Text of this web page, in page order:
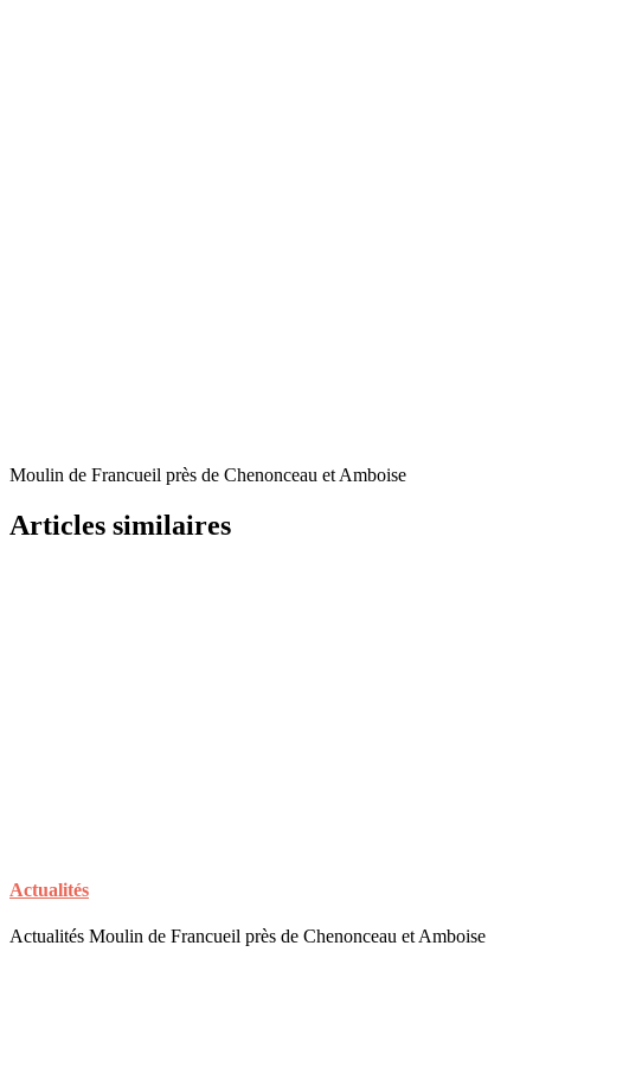
Moulin de Francueil près de Chenonceau et Amboise
Articles similaires
Actualités
Actualités Moulin de Francueil près de Chenonceau et Amboise